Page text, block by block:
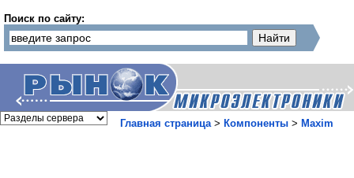
Поиск по сайту:
Главная страница> Компоненты > Maxim